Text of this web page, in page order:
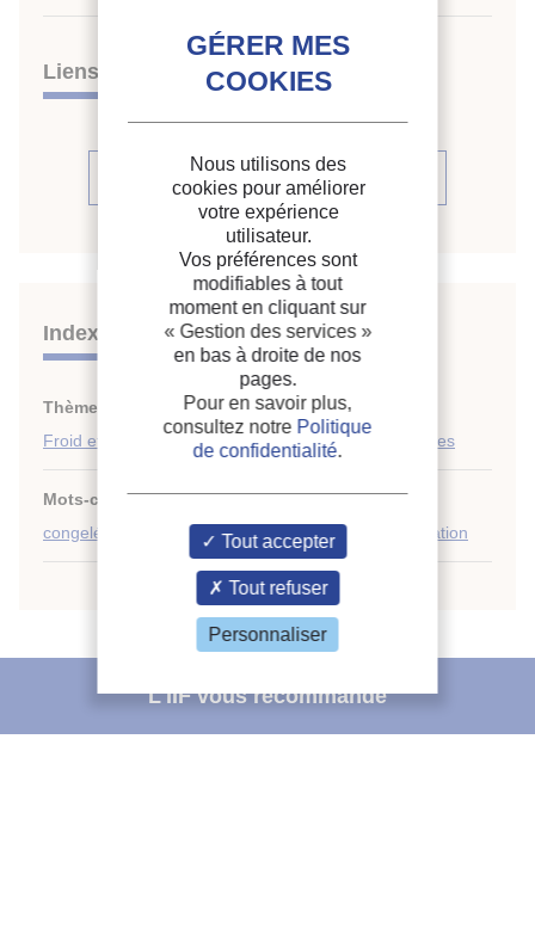
Liens
Voir la source
Indexation
Thèmes : Crèmes glacées;
Froid et produits périssables : économie et statistiques
Mots-clés :Espagne;Mix;Sorbet;Marché;Dessert
congelé
Crème glacée ;Congélation Commercialisation
L'IIF vous recommande
Nous utilisons des
cookies pour améliorer
votre expérience
utilisateur.
Vos préférences sont
modifiables à tout
moment en cliquant sur
« Gestion des services »
en bas à droite de nos
pages.
Pour en savoir plus,
consultez notre Politique
de confidentialité.
Tout accepter
Tout refuser
Personnaliser